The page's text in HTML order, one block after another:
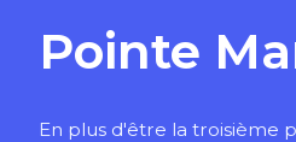
Pointe
En plus d'être la troisième